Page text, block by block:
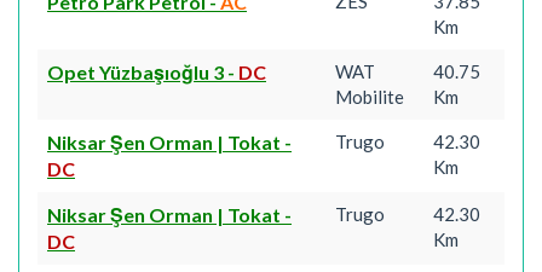
Km
Opet Yüzbaşıoğlu 3 - DC
WAT
Mobilite
40.75
Km
Niksar Şen Orman | Tokat -
DC
Trugo
42.30
Km
Niksar Şen Orman | Tokat -
DC
Trugo
42.30
Km